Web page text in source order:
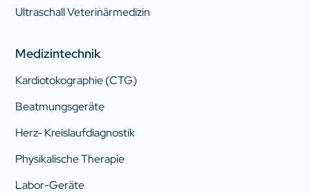
Ultraschall Veterinärmedizin
Medizintechnik
Kardiotokographie (CTG)
Beatmungsgeräte
Herz- Kreislaufdiagnostik
Physikalische Therapie
Labor-Geräte